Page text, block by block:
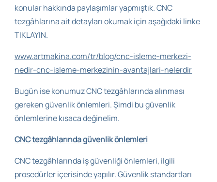
konular hakkında paylaşımlar yapmıştık. CNC
tezgâhlarına ait detayları okumak için aşağıdaki linke
TIKLAYIN.
www.artmakina.com/tr/blog/cnc-isleme-merkezi-
nedir-cnc-isleme-merkezinin-avantajlari-nelerdir
Bugün ise konumuz CNC tezgâhlarında alınması
gereken güvenlik önlemleri. Şimdi bu güvenlik
önlemlerine kısaca değinelim.
CNC tezgâhlarında güvenlik önlemleri
CNC tezgâhlarında iş güvenliği önlemleri, ilgili
prosedürler içerisinde yapılır. Güvenlik standartları